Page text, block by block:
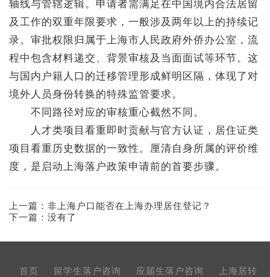
轴线与管辖逻辑。申请者需满足在中国境内合法居留
及工作的双重年限要求，一般涉及两年以上的持续记
录。审批权限归属于上海市人民政府外侨办公室，流
程中包含材料递交、背景审核及当面面试等环节。这
与国内户籍人口的迁移管理形成鲜明区隔，体现了对
境外人员身份转换的特殊监管要求。
不同路径对应的审核重心截然不同。
人才类项目看重即时贡献与官方认证，居住证类
项目看重历史数据的一致性。厘清自身所属的评价维
度，是启动上海落户政策申请前的首要步骤。
上一篇： 非上海户口能否在上海办理居住登记？
下一篇：没有了
首页 留学生落户咨询 应届生落户咨询
上海居转